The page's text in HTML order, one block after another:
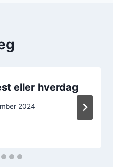
eller hverdag
2024